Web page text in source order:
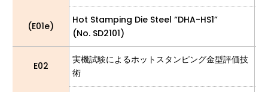
(E01e)
Hot Stamping Die Steel “DHA-HS1”
(No. SD2101)
E02
実機試験によるホットスタンピング金型評価技
術